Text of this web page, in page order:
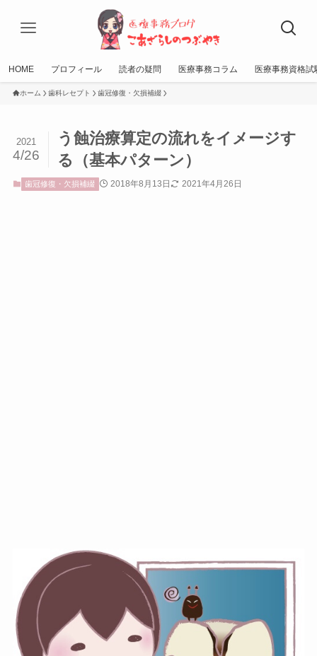
HOME プロフィール 読者の疑問 医療事務コラム 医療事務資格試
ホーム 歯科レセプト 歯冠修復・欠損補綴
う蝕治療算定の流れをイメージす
る（基本パターン）
2021
4/26
歯冠修復・欠損補綴 2018年8月13日 2021年4月26日